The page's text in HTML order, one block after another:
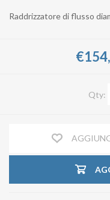
Raddrizzatore di flusso
Qty: